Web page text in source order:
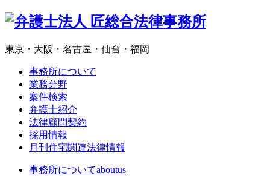
東京・大阪・名古屋・仙台・福岡
事務所について
業務分野
案件検索
弁護士紹介
法律顧問契約
採用情報
月刊住宅関連法律情報
事務所についてaboutus